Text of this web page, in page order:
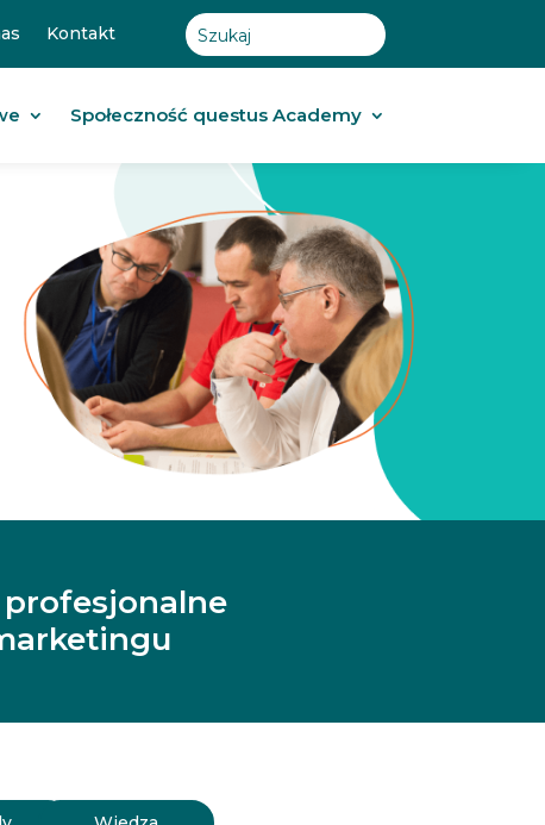
Kontakt
Społeczność questus Academy